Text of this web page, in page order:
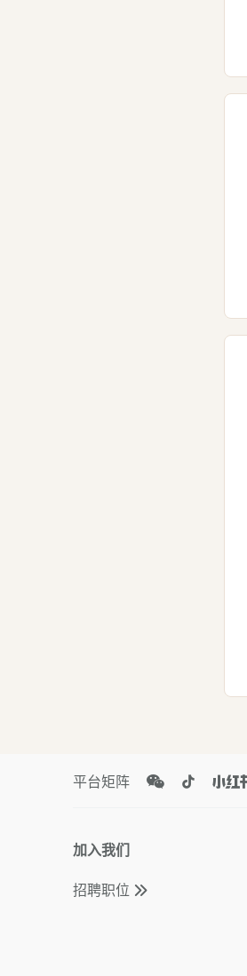
平台矩阵
加入我们
招聘职位